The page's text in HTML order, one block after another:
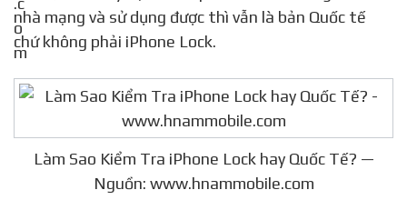
nhà mạng và sử dụng được thì vẫn là bản Quốc tế
chứ không phải iPhone Lock.
Làm Sao Kiểm Tra iPhone Lock hay Quốc Tế? —
Nguồn: www.hnammobile.com